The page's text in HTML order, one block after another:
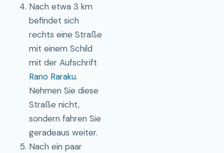
Nach etwa 3 km
befindet sich
rechts eine Straße
mit einem Schild
mit der Aufschrift
Rano Raraku.
Nehmen Sie diese
Straße nicht,
sondern fahren Sie
geradeaus weiter.
Nach ein paar